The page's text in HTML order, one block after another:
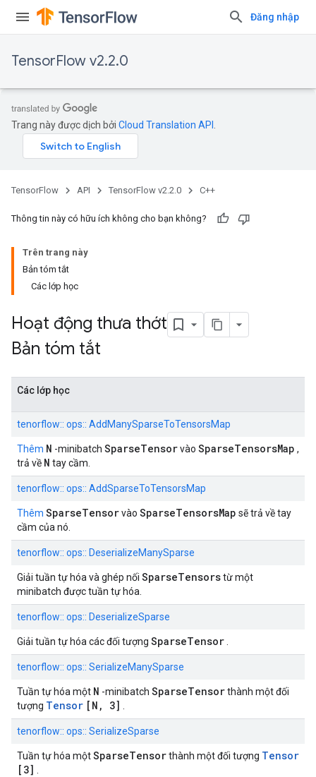
Đăng nhập
TensorFlow v2.2.0
Trang này được dịch bởi Cloud Translation API
TensorFlow API TensorFlow v2.2.0 C++
Thông tin này có hữu ích không cho bạn không?
Trên trang này
Bản tóm tắt
Các lớp học
Hoạt động thưa thớt
Bản tóm tắt
Các lớp học
tenorflow:: ops:: AddManySparseToTensorsMap
Thêm N -minibatch SparseTensorvào SparseTensorsMap ,
trả về N tay cầm.
tenorflow:: ops:: AddSparseToTensorsMap
Thêm SparseTensorvào SparseTensorsMap sẽ trả về tay
cầm của nó.
tenorflow:: ops:: DeserializeManySparse
Giải tuần tự hóa và ghép nối SparseTensorstừ một
minibatch được tuần tự hóa.
tenorflow:: ops:: DeserializeSparse
Giải tuần tự hóa các đối tượng SparseTensor
tenorflow:: ops:: SerializeManySparse
Tuần tự hóa một N -minibatch SparseTensorthành một đối
tượng Tensor [N, 3]
tenorflow:: ops:: SerializeSparse
Tuần tự hóa mộtSparseTensorthành một đối tượng Tensor
[3]